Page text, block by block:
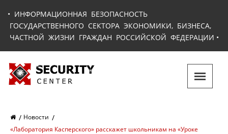
• ИНФОРМАЦИОННАЯ БЕЗОПАСНОСТЬ
ГОСУДАРСТВЕННОГО СЕКТОРА ЭКОНОМИКИ, БИЗНЕСА,
ЧАСТНОЙ ЖИЗНИ ГРАЖДАН РОССИЙСКОЙ ФЕДЕРАЦИИ •
Новости
«Лаборатория Касперского» расскажет школьникам на «Уроке